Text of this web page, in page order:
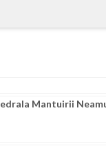
Mantuirii